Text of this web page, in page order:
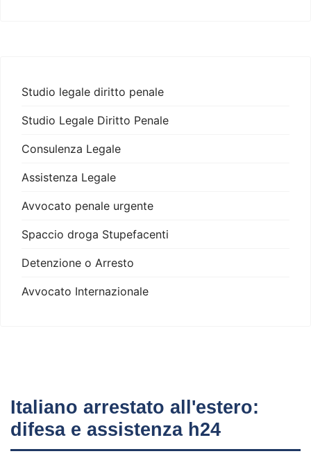
Studio legale diritto penale
Studio Legale Diritto Penale
Consulenza Legale
Assistenza Legale
Avvocato penale urgente
Spaccio droga Stupefacenti
Detenzione o Arresto
Avvocato Internazionale
Italiano arrestato all'estero:
difesa e assistenza h24